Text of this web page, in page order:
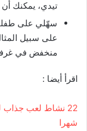
تيدي، يمكنك
سهّلي على طفلكِ
على سبيل
منخفض في
اقرأ أيضا :
شهرا